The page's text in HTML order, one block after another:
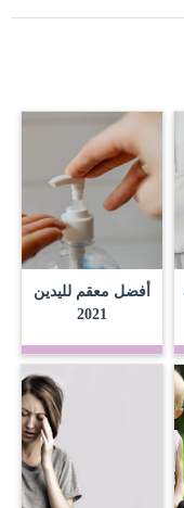
أفضل معقم لليدين
2021